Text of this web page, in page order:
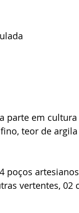
parte em
teor de argila
poços
vertentes, 02